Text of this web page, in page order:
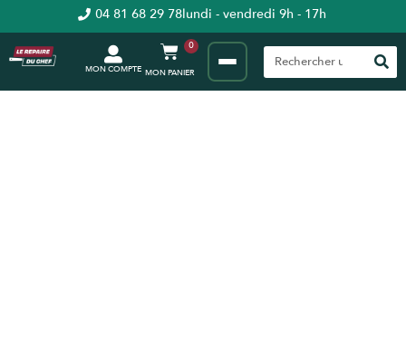
04 81 68 29 78lundi - vendredi 9h - 17h
MON COMPTE
0